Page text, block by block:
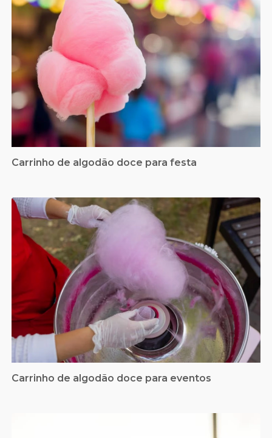
Carrinho de algodão doce para festa
Carrinho de algodão doce para eventos